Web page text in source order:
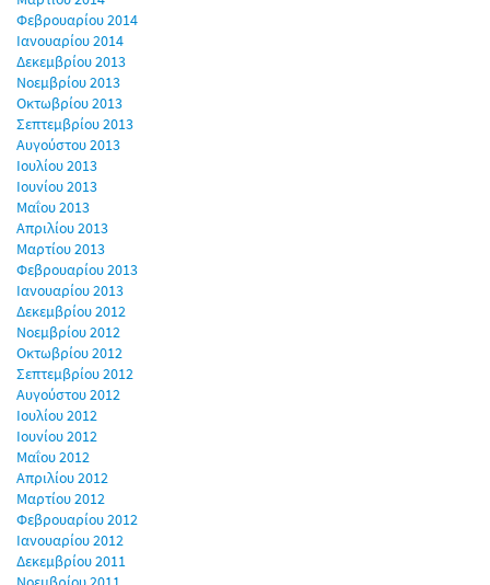
Φεβρουαρίου 2014
Ιανουαρίου 2014
Δεκεμβρίου 2013
Νοεμβρίου 2013
Οκτωβρίου 2013
Σεπτεμβρίου 2013
Αυγούστου 2013
Ιουλίου 2013
Ιουνίου 2013
Μαΐου 2013
Απριλίου 2013
Μαρτίου 2013
Φεβρουαρίου 2013
Ιανουαρίου 2013
Δεκεμβρίου 2012
Νοεμβρίου 2012
Οκτωβρίου 2012
Σεπτεμβρίου 2012
Αυγούστου 2012
Ιουλίου 2012
Ιουνίου 2012
Μαΐου 2012
Απριλίου 2012
Μαρτίου 2012
Φεβρουαρίου 2012
Ιανουαρίου 2012
Δεκεμβρίου 2011